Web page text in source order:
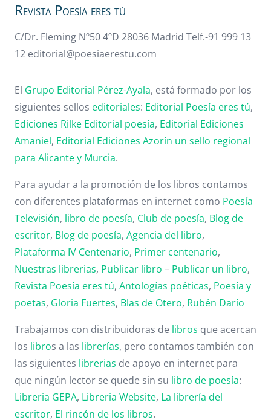
Revista Poesía eres tú
C/Dr. Fleming Nº50 4ºD 28036 Madrid Telf.-91 999 13
12 editorial@poesiaerestu.com
El Grupo Editorial Pérez-Ayala, está formado por los
siguientes sellos editoriales: Editorial Poesía eres tú,
Ediciones Rilke Editorial poesía, Editorial Ediciones
Amaniel, Editorial Ediciones Azorín un sello regional
para Alicante y Murcia.
Para ayudar a la promoción de los libros contamos
con diferentes plataformas en internet como Poesía
Televisión, libro de poesía, Club de poesía, Blog de
escritor, Blog de poesía, Agencia del libro,
Plataforma IV Centenario, Primer centenario,
Nuestras librerias, Publicar libro – Publicar un libro,
Revista Poesía eres tú, Antologías poéticas, Poesía y
poetas, Gloria Fuertes, Blas de Otero, Rubén Darío
Trabajamos con distribuidoras de libros que acercan
los libros a las librerías, pero contamos también con
las siguientes librerias de apoyo en internet para
que ningún lector se quede sin su libro de poesía:
Libreria GEPA, Libreria Website, La librería del
escritor, El rincón de los libros.